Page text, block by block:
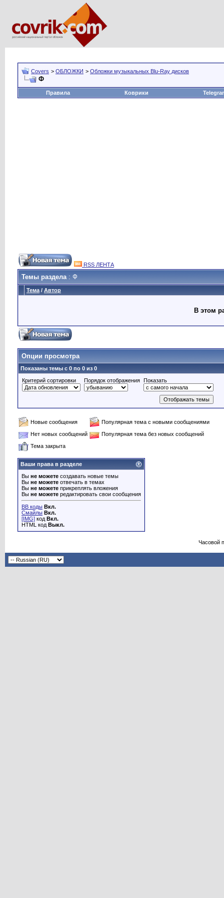
Covers > ОБЛОЖКИ > Обложки музыкальных Blu-Ray дисков
Ф
Правила Коврики
RSS ЛЕНТА
Темы раздела: Ф
Тема / Автор
В этом
Опции просмотра
Показаны темы с 0 по 0 из 0
Критерий сортировки
Порядок отображения Показать
Новые сообщения
Популярная тема с новыми сообщениями
Нет новых сообщений
Популярная тема без новых сообщений
Тема закрыта
Ваши права в разделе
Вы не можете создавать новые темы
Вы не можете отвечать в темах
Вы не можете прикреплять вложения
Вы не можете редактировать свои сообщения
BB коды Вкл.
Смайлы Вкл.
[IMG] код Вкл.
HTML код Выкл.
Часовой